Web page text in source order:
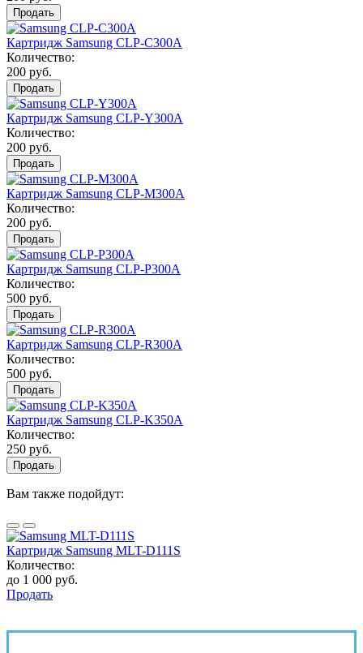
Продать
Картридж Samsung CLP-C300A
Количество:
200 руб.
Продать
Картридж Samsung CLP-Y300A
Количество:
200 руб.
Продать
Картридж Samsung CLP-M300A
Количество:
200 руб.
Продать
Картридж Samsung CLP-P300A
Количество:
500 руб.
Продать
Картридж Samsung CLP-R300A
Количество:
500 руб.
Продать
Картридж Samsung CLP-K350A
Количество:
250 руб.
Продать
Вам также подойдут:
Картридж Samsung MLT-D111S
Количество:
до 1 000 руб.
Продать